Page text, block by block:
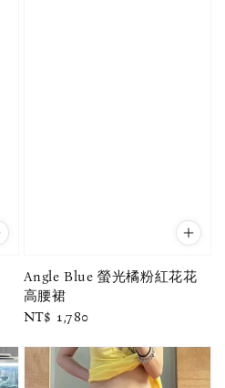
Angle Blue 螢光橘粉紅花花
高腰裙
Regular
NT$ 1,780